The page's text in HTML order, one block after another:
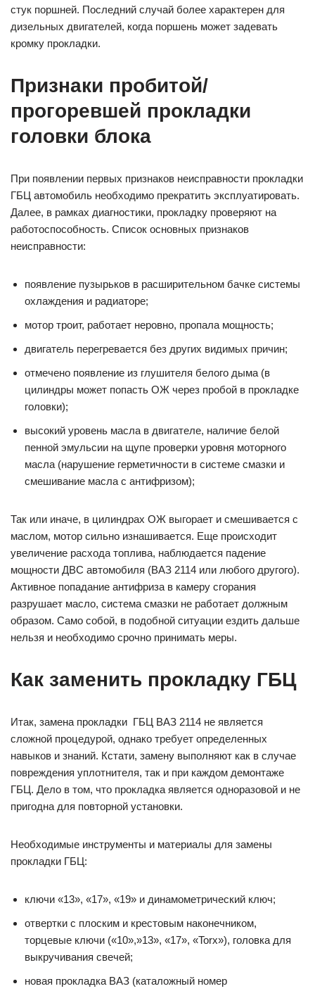
стук поршней. Последний случай более характерен для
дизельных двигателей, когда поршень может задевать
кромку прокладки.
Признаки пробитой/
прогоревшей прокладки
головки блока
При появлении первых признаков неисправности прокладки
ГБЦ автомобиль необходимо прекратить эксплуатировать.
Далее, в рамках диагностики, прокладку проверяют на
работоспособность. Список основных признаков
неисправности:
появление пузырьков в расширительном бачке системы
охлаждения и радиаторе;
мотор троит, работает неровно, пропала мощность;
двигатель перегревается без других видимых причин;
отмечено появление из глушителя белого дыма (в
цилиндры может попасть ОЖ через пробой в прокладке
головки);
высокий уровень масла в двигателе, наличие белой
пенной эмульсии на щупе проверки уровня моторного
масла (нарушение герметичности в системе смазки и
смешивание масла с антифризом);
Так или иначе, в цилиндрах ОЖ выгорает и смешивается с
маслом, мотор сильно изнашивается. Еще происходит
увеличение расхода топлива, наблюдается падение
мощности ДВС автомобиля (ВАЗ 2114 или любого другого).
Активное попадание антифриза в камеру сгорания
разрушает масло, система смазки не работает должным
образом. Само собой, в подобной ситуации ездить дальше
нельзя и необходимо срочно принимать меры.
Как заменить прокладку ГБЦ
Итак, замена прокладки ГБЦ ВАЗ 2114 не является
сложной процедурой, однако требует определенных
навыков и знаний. Кстати, замену выполняют как в случае
повреждения уплотнителя, так и при каждом демонтаже
ГБЦ. Дело в том, что прокладка является одноразовой и не
пригодна для повторной установки.
Необходимые инструменты и материалы для замены
прокладки ГБЦ:
ключи «13», «17», «19» и динамометрический ключ;
отвертки с плоским и крестовым наконечником,
торцевые ключи («10»,»13», «17», «Torx»), головка для
выкручивания свечей;
новая прокладка ВАЗ (каталожный номер